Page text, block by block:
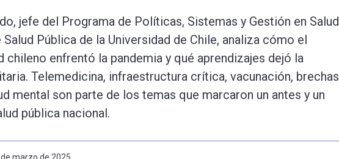
jefe del Programa de Políticas, Sistemas y Gestión en Salud
Salud Pública de la Universidad de Chile, analiza cómo el
chileno enfrentó la pandemia y qué aprendizajes dejó la
Telemedicina, infraestructura crítica, vacunación, brechas
mental son parte de los temas que marcaron un antes y un
pública nacional.